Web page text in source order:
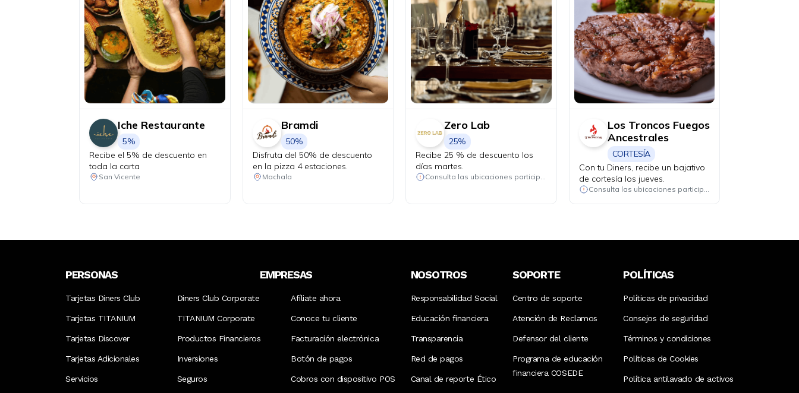
Iche Restaurante
5%
Recibe el 5% de descuento en
toda la carta
San Vicente
Bramdi
50%
Disfruta del 50% de descuento
en la pizza 4 estaciones.
Machala
Zero Lab
25%
Recibe 25 % de descuento los
días martes.
Consulta las ubicaciones participantes
Los Troncos Fuegos
Ancestrales
CORTESÍA
Con tu Diners, recibe un bajativo
de cortesía los jueves.
Consulta las ubicaciones participantes
PERSONAS
Tarjetas Diners Club
Tarjetas TITANIUM
Tarjetas Discover
Tarjetas Adicionales
Servicios
EMPRESAS
Diners Club Corporate
TITANIUM Corporate
Productos Financieros
Inversiones
Seguros
Afíliate ahora
Conoce tu cliente
Facturación electrónica
Botón de pagos
Cobros con dispositivo POS
NOSOTROS
Responsabilidad Social
Educación financiera
Transparencia
Red de pagos
Canal de reporte Ético
SOPORTE
Centro de soporte
Atención de Reclamos
Defensor del cliente
Programa de educación
financiera COSEDE
POLÍTICAS
Políticas de privacidad
Consejos de seguridad
Términos y condiciones
Políticas de Cookies
Política antilavado de activos